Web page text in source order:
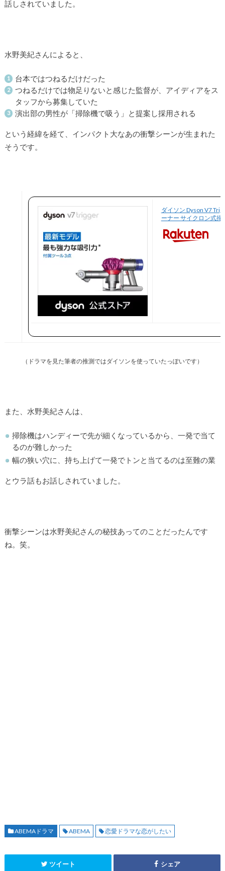
話しされていました。
水野美紀さんによると、
台本ではつねるだけだった
つねるだけでは物足りないと感じた監督が、アイディアをス
タッフから募集していた
演出部の男性が「掃除機で吸う」と提案し採用される
という経緯を経て、インパクト大なあの衝撃シーンが生まれた
そうです。
ダイソン Dyson V7
ーナー サイクロン式掃
（ドラマを見た筆者の推測ではダイソンを使っていたっぽいです）
また、水野美紀さんは、
掃除機はハンディーで先が細くなっているから、一発で当て
るのが難しかった
幅の狭い穴に、持ち上げて一発でトンと当てるのは至難の業
とウラ話もお話しされていました。
衝撃シーンは水野美紀さんの秘技あってのことだったんです
ね。笑。
ABEMAドラマ ABEMA 恋愛ドラマな恋がしたい
ツイート シェア